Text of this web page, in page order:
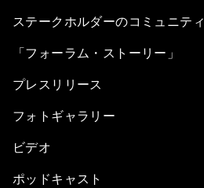
ステークホルダーのコミュニティ
「フォーラム・ストーリー」
プレスリリース
フォトギャラリー
ビデオ
ポッドキャスト